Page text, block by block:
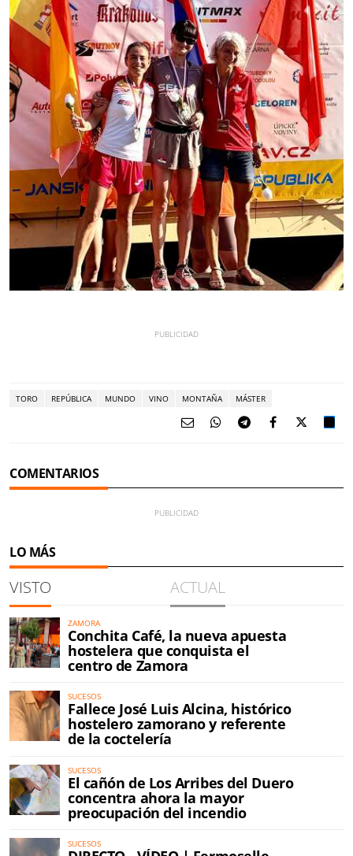
TORO REPÚBLICA MUNDO VINO MONTAÑA MÁSTER
COMENTARIOS
LO MÁS
VISTO ACTUAL
ZAMORA
Conchita Café, la nueva apuesta
hostelera que conquista el
centro de Zamora
SUCESOS
Fallece José Luis Alcina, histórico
hostelero zamorano y referente
de la coctelería
SUCESOS
El cañón de Los Arribes del Duero
concentra ahora la mayor
preocupación del incendio
SUCESOS